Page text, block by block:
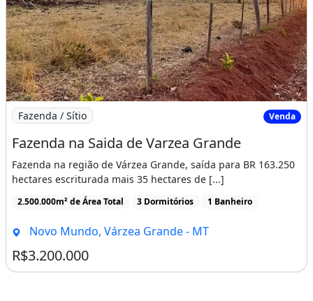
Imagem: Fazenda na Saida de Varzea Grande
Fazenda / Sítio Venda
Fazenda na Saida de Varzea Grande
Fazenda na região de Várzea Grande, saída para BR 163.250
hectares escriturada mais 35 hectares de [...]
2.500.000m² de Área Total 3 Dormitórios 1 Banheiro
Novo Mundo, Várzea Grande - MT
R$3.200.000